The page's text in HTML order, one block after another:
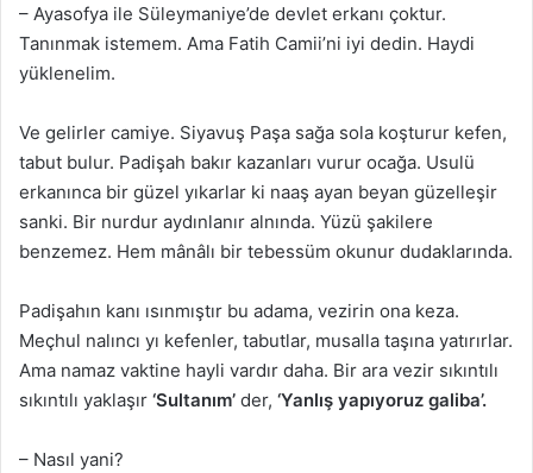
– Ayasofya ile Süleymaniye’de devlet erkanı çoktur.
Tanınmak istemem. Ama Fatih Camii’ni iyi dedin. Haydi
yüklenelim.
Ve gelirler camiye. Siyavuş Paşa sağa sola koşturur kefen,
tabut bulur. Padişah bakır kazanları vurur ocağa. Usulü
erkanınca bir güzel yıkarlar ki naaş ayan beyan güzelleşir
sanki. Bir nurdur aydınlanır alnında. Yüzü şakilere
benzemez. Hem mânâlı bir tebessüm okunur dudaklarında.
Padişahın kanı ısınmıştır bu adama, vezirin ona keza.
Meçhul nalıncı yı kefenler, tabutlar, musalla taşına yatırırlar.
Ama namaz vaktine hayli vardır daha. Bir ara vezir sıkıntılı
sıkıntılı yaklaşır ‘Sultanım’ der, ‘Yanlış yapıyoruz galiba’.
– Nasıl yani?